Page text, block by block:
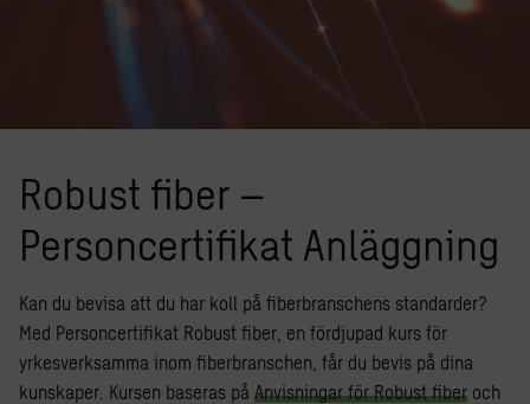
Robust fiber –
Personcertifikat Anläggning
Kan du bevisa att du har koll på fiberbranschens standarder?
Med Personcertifikat Robust fiber, en fördjupad kurs för
yrkesverksamma inom fiberbranschen, får du bevis på dina
kunskaper. Kursen baseras på Anvisningar för Robust fiber och